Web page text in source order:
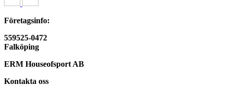
Företagsinfo:
559525-0472
Falköping
ERM Houseofsport AB
Kontakta oss